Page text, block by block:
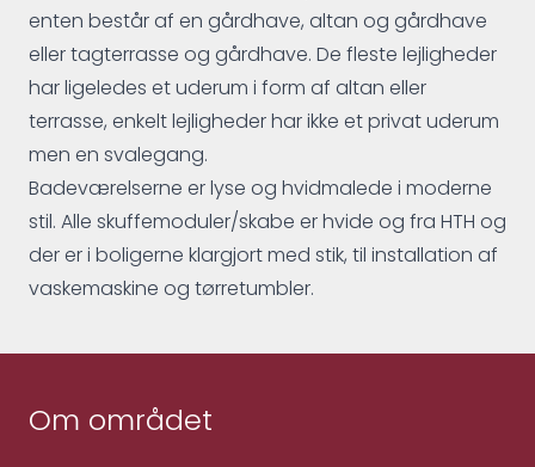
enten består af en gårdhave, altan og gårdhave
eller tagterrasse og gårdhave. De fleste lejligheder
har ligeledes et uderum i form af altan eller
terrasse, enkelt lejligheder har ikke et privat uderum
men en svalegang.
Badeværelserne er lyse og hvidmalede i moderne
stil. Alle skuffemoduler/skabe er hvide og fra HTH og
der er i boligerne klargjort med stik, til installation af
vaskemaskine og tørretumbler.
Om området